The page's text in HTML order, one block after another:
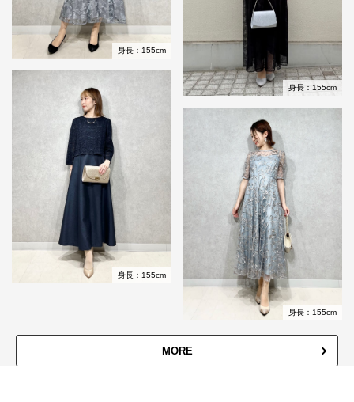
身長：155cm
身長：155cm
身長：155cm
身長：155cm
MORE